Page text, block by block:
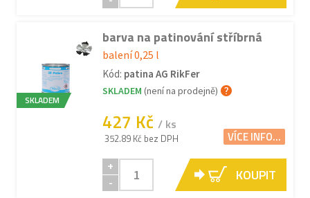
SKLADEM
barva na patinování stříbrná
balení 0,25 l
Kód: patina AG RikFer
SKLADEM (není na prodejně)
427 Kč / ks
352.89 Kč bez DPH VÍCE INFO...
+
-
KOUPIT